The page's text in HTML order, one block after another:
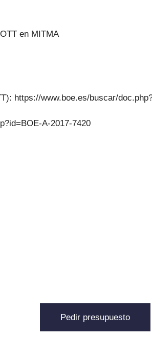
en MITMA
https://www.boe.es/buscar/
A-2017-7420
Pedir presupuesto